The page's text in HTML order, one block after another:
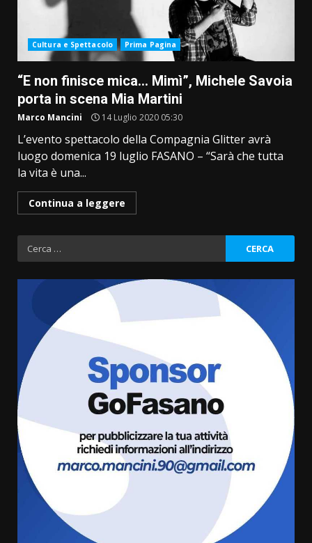
Cultura e Spettacolo Prima Pagina
“E non finisce mica… Mimì”, Michele Savoia
porta in scena Mia Martini
Marco Mancini 14 Luglio 2020 05:30
L’evento spettacolo della Compagnia Glitter avrà
luogo domenica 19 luglio FASANO – “Sarà che tutta
la vita è una...
Continua a leggere
Ricerca
per:
Savelletri in festa, domani sera
grande spettacolo con Uccio De
8 Agosto 2026 07:30
Politiche Giovanili e Mobilità
Sostenibile: premiati gli studenti
universitari del bando “La strada
giusta”